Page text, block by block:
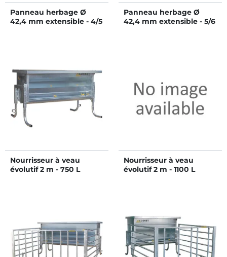
Panneau herbage Ø
42,4 mm extensible - 4/5
Panneau herbage Ø
42,4 mm extensible - 5/6
Nourrisseur à veau
évolutif 2 m - 750 L
Nourrisseur à veau
évolutif 2 m - 1100 L